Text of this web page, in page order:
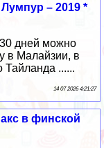
– 2019 *
дней можно
в Малайзии, в
Тайланда ......
14 07 2026 4:21:27
в финской